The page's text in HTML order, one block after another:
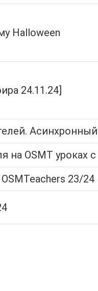
Halloween
24.11.24]
на OSMT уроках
23/24